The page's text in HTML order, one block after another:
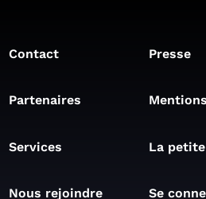
Contact Presse
Partenaires
Services La
Nous rejoindre Se